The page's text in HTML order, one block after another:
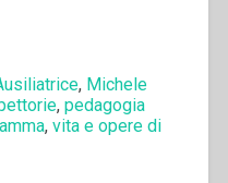
, Michele
, pedagogia
, vita e opere di